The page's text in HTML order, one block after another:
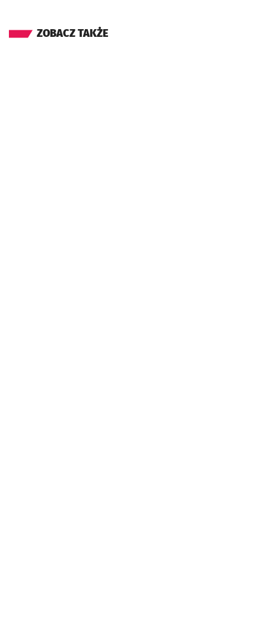
ZOBACZ TAKŻE